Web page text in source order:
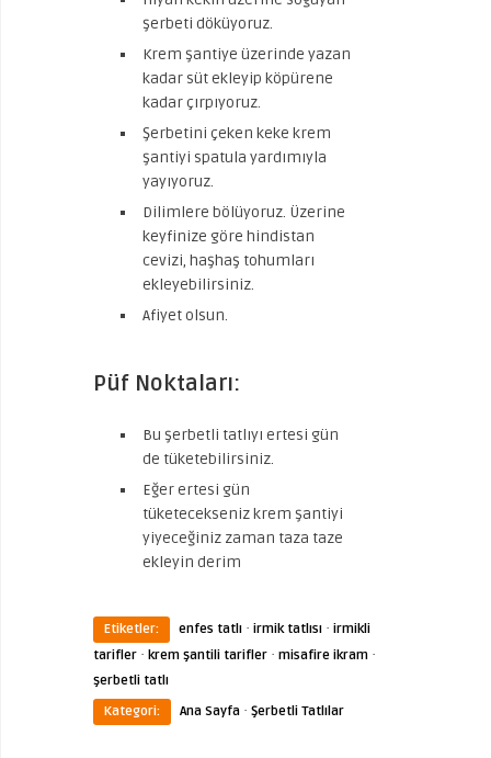
şerbeti döküyoruz.
Krem şantiye üzerinde yazan
kadar süt ekleyip köpürene
kadar çırpıyoruz.
Şerbetini çeken keke krem
şantiyi spatula yardımıyla
yayıyoruz.
Dilimlere bölüyoruz. Üzerine
keyfinize göre hindistan
cevizi, haşhaş tohumları
ekleyebilirsiniz.
Afiyet olsun.
Püf Noktaları:
Bu şerbetli tatlıyı ertesi gün
de tüketebilirsiniz.
Eğer ertesi gün
tüketecekseniz krem şantiyi
yiyeceğiniz zaman taza taze
ekleyin derim
Etiketler: enfes tatlı · irmik tatlısı · irmikli
tarifler · krem şantili tarifler · misafire ikram ·
şerbetli tatlı
Kategori:
Ana Sayfa · Şerbetli Tatlılar